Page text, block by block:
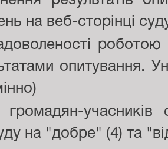
на веб-сторінці
опитування.
громадян-
на "добре" (4) та